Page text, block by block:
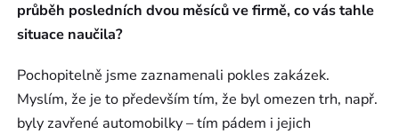
průběh posledních dvou měsíců ve firmě, co vás tahle
situace naučila?
Pochopitelně jsme zaznamenali pokles zakázek.
Myslím, že je to především tím, že byl omezen trh, např.
byly zavřené automobilky – tím pádem i jejich